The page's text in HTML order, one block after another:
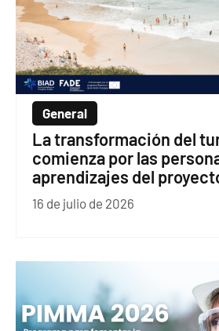
General
La transformación del
comienza por las
aprendizajes del
16 de julio de 2026